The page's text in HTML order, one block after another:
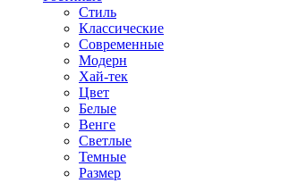
Стиль
Классические
Современные
Модерн
Хай-тек
Цвет
Белые
Венге
Светлые
Темные
Размер